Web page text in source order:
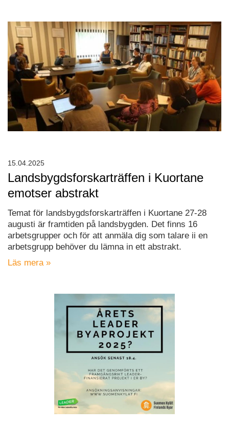
Landsbygdsforskarträffen i Kuortane
emotser abstrakt
Temat för landsbygdsforskarträffen i Kuortane 27-28
augusti är framtiden på landsbygden. Det finns 16
arbetsgrupper och för att anmäla dig som talare ii en
arbetsgrupp behöver du lämna in ett abstrakt.
Läs mera »
15.04.2025